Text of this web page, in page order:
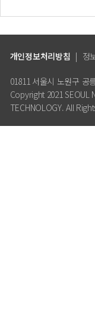
개인정보처리방침 | 정
01811 서울시 노원구 공
Copyright 2021 SEOUL
TECHNOLOGY. All